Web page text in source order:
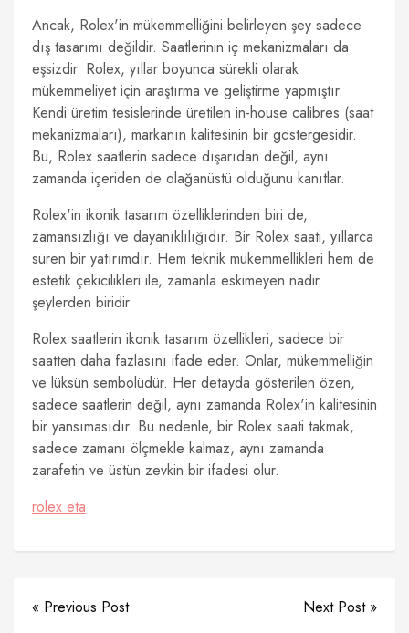
Ancak, Rolex'in mükemmelliğini belirleyen şey sadece
dış tasarımı değildir. Saatlerinin iç mekanizmaları da
eşsizdir. Rolex, yıllar boyunca sürekli olarak
mükemmeliyet için araştırma ve geliştirme yapmıştır.
Kendi üretim tesislerinde üretilen in-house calibres (saat
mekanizmaları), markanın kalitesinin bir göstergesidir.
Bu, Rolex saatlerin sadece dışarıdan değil, aynı
zamanda içeriden de olağanüstü olduğunu kanıtlar.
Rolex'in ikonik tasarım özelliklerinden biri de,
zamansızlığı ve dayanıklılığıdır. Bir Rolex saati, yıllarca
süren bir yatırımdır. Hem teknik mükemmellikleri hem de
estetik çekicilikleri ile, zamanla eskimeyen nadir
şeylerden biridir.
Rolex saatlerin ikonik tasarım özellikleri, sadece bir
saatten daha fazlasını ifade eder. Onlar, mükemmelliğin
ve lüksün sembolüdür. Her detayda gösterilen özen,
sadece saatlerin değil, aynı zamanda Rolex'in kalitesinin
bir yansımasıdır. Bu nedenle, bir Rolex saati takmak,
sadece zamanı ölçmekle kalmaz, aynı zamanda
zarafetin ve üstün zevkin bir ifadesi olur.
rolex eta
« Previous Post Next Post »